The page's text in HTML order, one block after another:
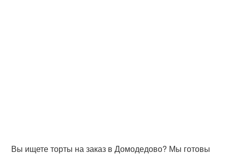
Вы ищете торты на заказ в Домодедово? Мы готовы